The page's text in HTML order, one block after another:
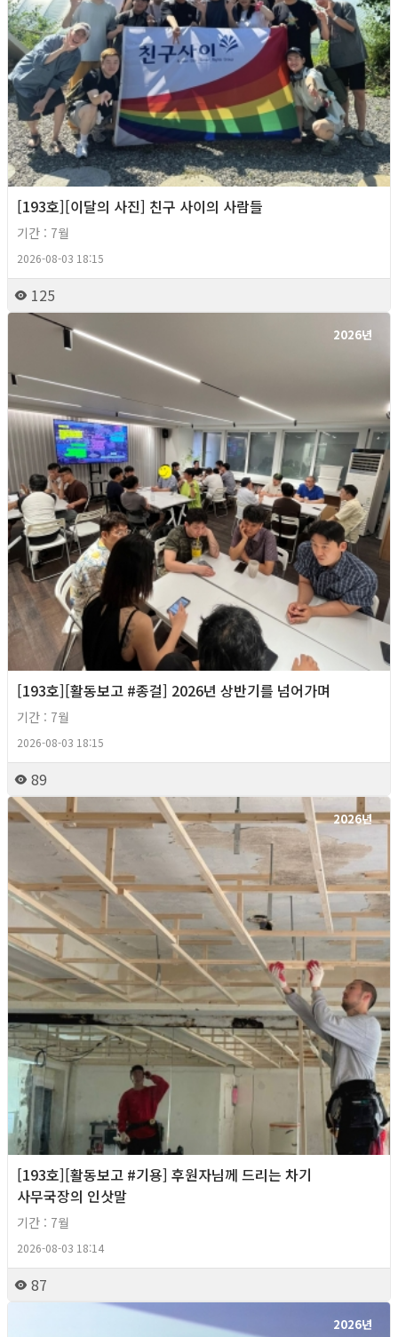
[193호][이달의 사진] 친구 사이의 사람들
기간 : 7월
2026-08-03 18:15
125
2026년
[193호][활동보고 #종걸] 2026년 상반기를 넘어가며
기간 : 7월
2026-08-03 18:15
89
2026년
[193호][활동보고 #기용] 후원자님께 드리는 차기
사무국장의 인삿말
기간 : 7월
2026-08-03 18:14
87
2026년